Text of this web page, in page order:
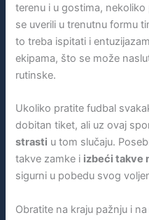
terenu i u gostima,
se uverili u trenutnu formu
to treba ispitati i
ekipama, što se može
rutinske.
Ukoliko pratite fudbal
dobitan tiket, ali uz ovaj
strasti u tom slučaju.
takve zamke i izbeći takve
sigurni u pobedu svog
Obratite na kraju pažnju i